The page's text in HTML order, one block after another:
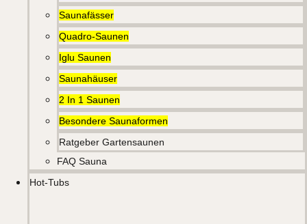
Saunafässer
Quadro-Saunen
Iglu Saunen
Saunahäuser
2 In 1 Saunen
Besondere Saunaformen
Ratgeber Gartensaunen
FAQ Sauna
Hot-Tubs